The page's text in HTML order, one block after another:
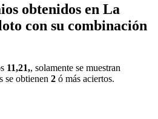
obtenidos en La
con su combinación
11,21,, solamente se muestran
se obtienen 2 ó más aciertos.